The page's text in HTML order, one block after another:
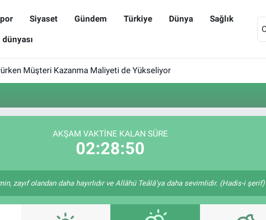
Siyaset Gündem Türkiye Dünya Sağlık
Müşteri Kazanma Maliyeti de Yükseliyor
AKŞAM VAKTINE KALAN SÜRE
02:28:50
zayıf olandan daha hayırlıdır ve Allâhü Teâlâ'ya daha sevimlidir. (Hadis-i şerif)